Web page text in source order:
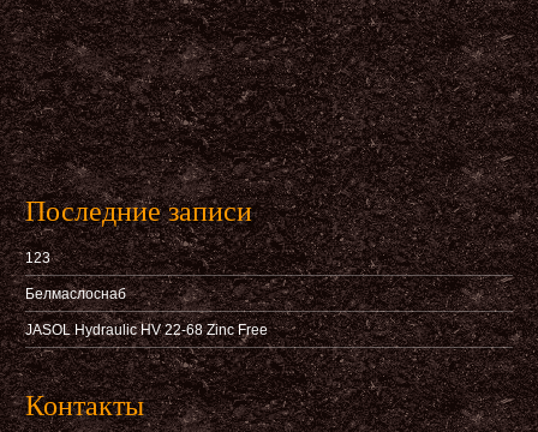
Последние записи
123
Белмаслоснаб
JASOL Hydraulic HV 22-68 Zinc Free
Контакты